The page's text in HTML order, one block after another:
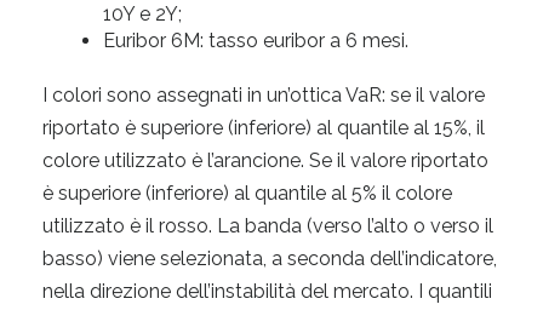
10Y e 2Y;
Euribor 6M: tasso euribor a 6 mesi.
I colori sono assegnati in un’ottica VaR: se il valore
riportato è superiore (inferiore) al quantile al 15%, il
colore utilizzato è l’arancione. Se il valore riportato
è superiore (inferiore) al quantile al 5% il colore
utilizzato è il rosso. La banda (verso l’alto o verso il
basso) viene selezionata, a seconda dell’indicatore,
nella direzione dell’instabilità del mercato. I quantili